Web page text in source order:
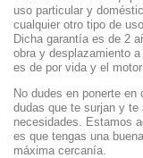
uso particular y
cualquier otro tipo de
Dicha garantía es de 2
obra y desplazamiento
es de por vida y el
No dudes en ponerte
dudas que te surjan y te
necesidades. Estamos
es que tengas una
máxima cercanía.